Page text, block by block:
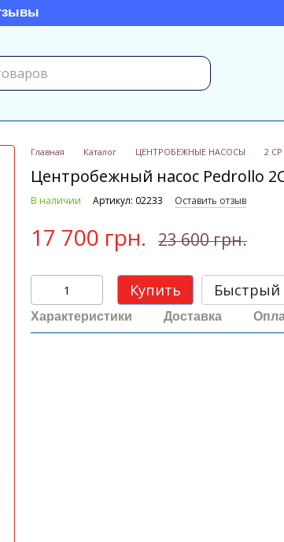
Главная Каталог ЦЕНТРОБЕЖНЫЕ НАСОСЫ 2 CP
Центробежный насос Pedrollo
В наличии Артикул: 02233 Оставить отзыв
17 700 грн. 23 600 грн.
Купить Быстрый
Характеристики Доставка